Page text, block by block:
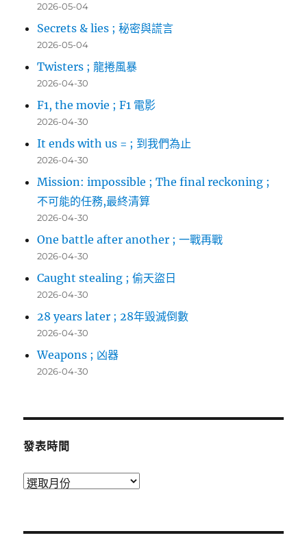
2026-05-04
Secrets & lies ; 秘密與謊言
2026-05-04
Twisters ; 龍捲風暴
2026-04-30
F1, the movie ; F1 電影
2026-04-30
It ends with us = ; 到我們為止
2026-04-30
Mission: impossible ; The final reckoning ;
不可能的任務,最終清算
2026-04-30
One battle after another ; 一戰再戰
2026-04-30
Caught stealing ; 偷天盜日
2026-04-30
28 years later ; 28年毀滅倒數
2026-04-30
Weapons ; 凶器
2026-04-30
發表時間
發